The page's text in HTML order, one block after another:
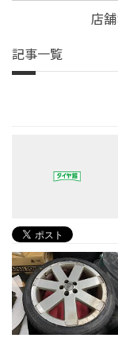
店
記事一覧